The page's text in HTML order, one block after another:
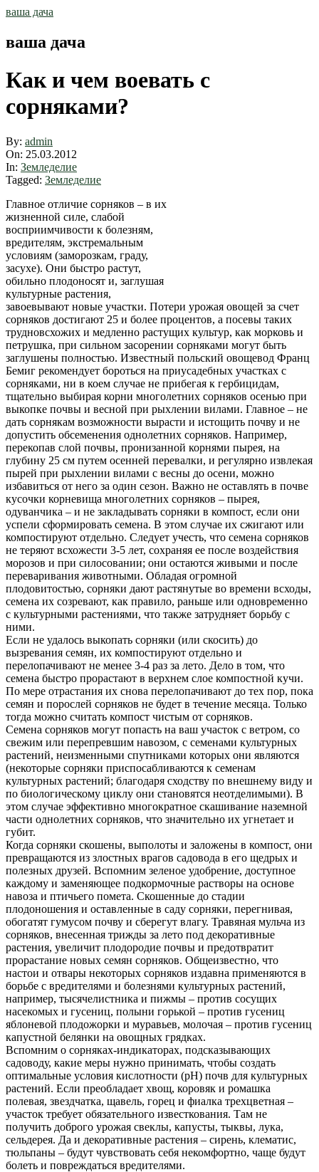
Skip
ваша дача
ваша дача
Как и чем воевать с
сорняками?
By: admin
On: 25.03.2012
In: Земледелие
Tagged: Земледелие
Главное отличие сорняков – в их
жизненной силе, слабой
восприимчивости к болезням,
вредителям, экстремальным
условиям (заморозкам, граду,
засухе). Они быстро растут,
обильно плодоносят и, заглушая
культурные растения,
завоевывают новые участки. Потери урожая овощей за счет
сорняков достигают 25 и более процентов, а посевы таких
трудновсхожих и медленно растущих культур, как морковь и
петрушка, при сильном засорении сорняками могут быть
заглушены полностью. Известный польский овощевод Франц
Бемиг рекомендует бороться на приусадебных участках с
сорняками, ни в коем случае не прибегая к гербицидам,
тщательно выбирая корни многолетних сорняков осенью при
выкопке почвы и весной при рыхлении вилами. Главное – не
дать сорнякам возможности вырасти и истощить почву и не
допустить обсеменения однолетних сорняков. Например,
перекопав слой почвы, пронизанной корнями пырея, на
глубину 25 см путем осенней перевалки, и регулярно извлекая
пырей при рыхлении вилами с весны до осени, можно
избавиться от него за один сезон. Важно не оставлять в почве
кусочки корневища многолетних сорняков – пырея,
одуванчика – и не закладывать сорняки в компост, если они
успели сформировать семена. В этом случае их сжигают или
компостируют отдельно. Следует учесть, что семена сорняков
не теряют всхожести 3-5 лет, сохраняя ее после воздействия
морозов и при силосовании; они остаются живыми и после
переваривания животными. Обладая огромной
плодовитостью, сорняки дают растянутые во времени всходы,
семена их созревают, как правило, раньше или одновременно
с культурными растениями, что также затрудняет борьбу с
ними.
Если не удалось выкопать сорняки (или скосить) до
вызревания семян, их компостируют отдельно и
перелопачивают не менее 3-4 раз за лето. Дело в том, что
семена быстро прорастают в верхнем слое компостной кучи.
По мере отрастания их снова перелопачивают до тех пор, пока
семян и порослей сорняков не будет в течение месяца. Только
тогда можно считать компост чистым от сорняков.
Семена сорняков могут попасть на ваш участок с ветром, со
свежим или перепревшим навозом, с семенами культурных
растений, неизменными спутниками которых они являются
(некоторые сорняки приспосабливаются к семенам
культурных растений; благодаря сходству по внешнему виду и
по биологическому циклу они становятся неотделимыми). В
этом случае эффективно многократное скашивание наземной
части однолетних сорняков, что значительно их угнетает и
губит.
Когда сорняки скошены, выполоты и заложены в компост, они
превращаются из злостных врагов садовода в его щедрых и
полезных друзей. Вспомним зеленое удобрение, доступное
каждому и заменяющее подкормочные растворы на основе
навоза и птичьего помета. Скошенные до стадии
плодоношения и оставленные в саду сорняки, перегнивая,
обогатят гумусом почву и сберегут влагу. Травяная мульча из
сорняков, внесенная трижды за лето под декоративные
растения, увеличит плодородие почвы и предотвратит
прорастание новых семян сорняков. Общеизвестно, что
настои и отвары некоторых сорняков издавна применяются в
борьбе с вредителями и болезнями культурных растений,
например, тысячелистника и пижмы – против сосущих
насекомых и гусениц, полыни горькой – против гусениц
яблоневой плодожорки и муравьев, молочая – против гусениц
капустной белянки на овощных грядках.
Вспомним о сорняках-индикаторах, подсказывающих
садоводу, какие меры нужно принимать, чтобы создать
оптимальные условия кислотности (рН) почв для культурных
растений. Если преобладает хвощ, коровяк и ромашка
полевая, звездчатка, щавель, горец и фиалка трехцветная –
участок требует обязательного известкования. Там не
получить доброго урожая свеклы, капусты, тыквы, лука,
сельдерея. Да и декоративные растения – сирень, клематис,
тюльпаны – будут чувствовать себя некомфортно, чаще будут
болеть и повреждаться вредителями.